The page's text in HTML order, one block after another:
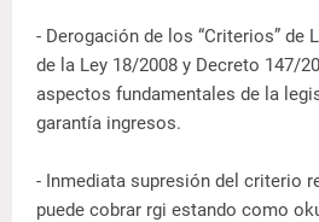
- Derogación de los “Criterios” de
de la Ley 18/2008 y Decreto 147/
aspectos fundamentales de la
garantía ingresos.
- Inmediata supresión del criterio
puede cobrar rgi estando como